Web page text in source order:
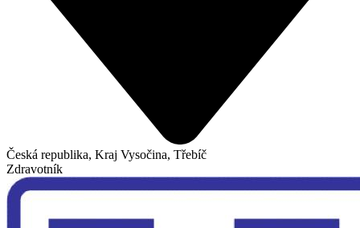
Česká republika, Kraj Vysočina, Třebíč
Zdravotník